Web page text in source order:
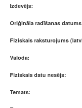
Izdevējs:
Oriģināla radīšanas
Fiziskais raksturojums
Valoda:
Fiziskais datu nesējs:
Temats: